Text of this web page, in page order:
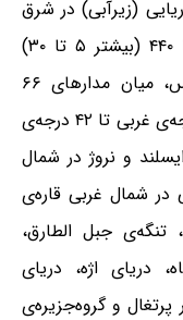
(زیرآبی) در شرق
اقیانوس اطلس [بازگویی بیشتر: ژرفای ۱ تا ۴۴۰ (بیشتر ۵ تا ۳۰)
متری آب‌های معتدل شرق اقیانوس اطلس، میان مدارهای ۶۶
درجه‌ی شمالی تا ۱۶ درجه‌ی شمالی و ۴۲ درجه‌ی غربی تا ۴۲ درجه‌ی
و نروژ در شمال
در شمال غربی قاره‌ی
تنگه‌ی جبل الطارق،
دریای اژه، دریای
پرتغال و گروه‌جزیره‌ی